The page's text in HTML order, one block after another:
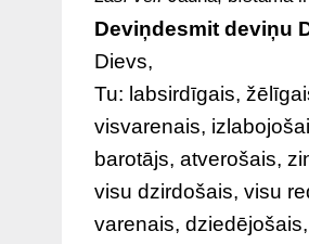
Deviņdesmit deviņu
Dievs,
Tu: labsirdīgais,
visvarenais,
barotājs, atverošais,
visu dzirdošais, visu
varenais,